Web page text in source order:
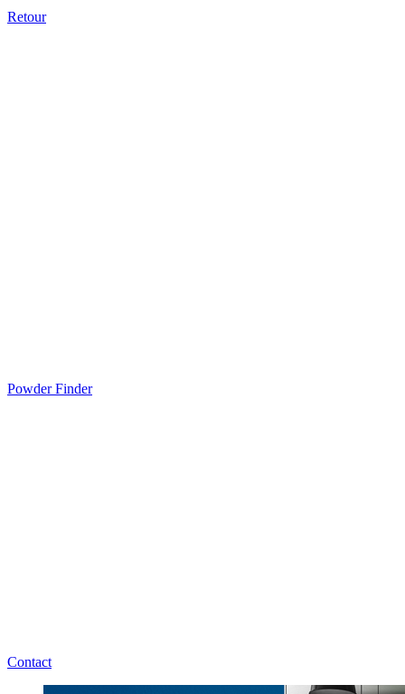
Retour
Powder Finder
Contact